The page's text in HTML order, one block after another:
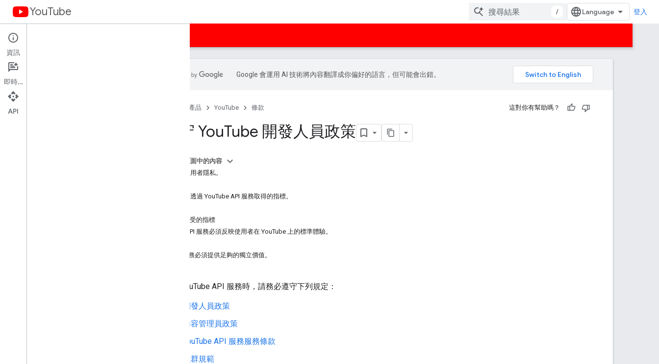
YouTube / 登入
You
服務條款 (美洲)
Google 會運用 AI 技術將內容翻譯成你偏好的語言，但可能會出錯。
產品 YouTube 條款 這對你有幫助嗎？
遵守 YouTube 開發人員政策
這個頁面中的內容
尊重使用者隱私。
只提供透過 YouTube API 服務取得的指標。
可接受的指標
您的 API 服務必須反映使用者在 YouTube 上的標準體驗。
API 服務必須提供足夠的獨立價值。
使用 YouTube API 服務時，請務必遵守下列規定：
開發人員政策
內容管理員政策
YouTube API 服務服務條款
社群規範
資訊
即時通訊
API